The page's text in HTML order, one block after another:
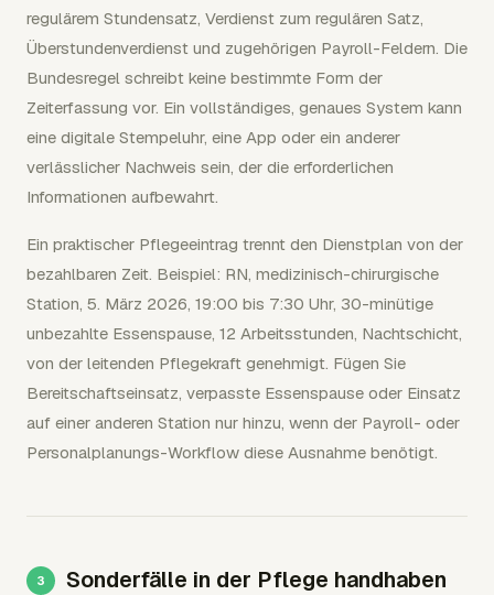
regulärem Stundensatz, Verdienst zum regulären Satz,
Überstundenverdienst und zugehörigen Payroll-Feldern. Die
Bundesregel schreibt keine bestimmte Form der
Zeiterfassung vor. Ein vollständiges, genaues System kann
eine digitale Stempeluhr, eine App oder ein anderer
verlässlicher Nachweis sein, der die erforderlichen
Informationen aufbewahrt.
Ein praktischer Pflegeeintrag trennt den Dienstplan von der
bezahlbaren Zeit. Beispiel: RN, medizinisch-chirurgische
Station, 5. März 2026, 19:00 bis 7:30 Uhr, 30-minütige
unbezahlte Essenspause, 12 Arbeitsstunden, Nachtschicht,
von der leitenden Pflegekraft genehmigt. Fügen Sie
Bereitschaftseinsatz, verpasste Essenspause oder Einsatz
auf einer anderen Station nur hinzu, wenn der Payroll- oder
Personalplanungs-Workflow diese Ausnahme benötigt.
Sonderfälle in der Pflege handhaben